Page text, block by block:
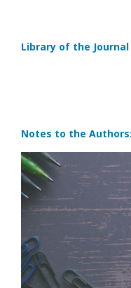
Library of the Journal
Notes to the